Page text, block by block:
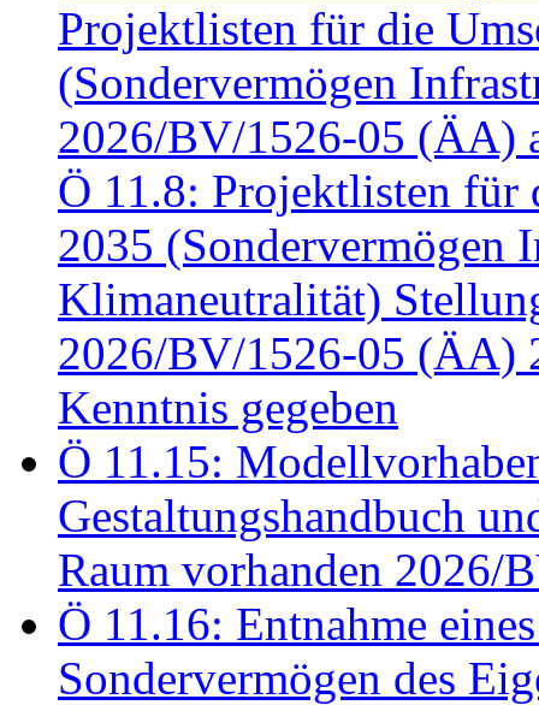
Projektlisten für die
(Sondervermögen
2026/BV/1526-05 (ÄA)
Ö 11.8: Projektlisten für
2035 (Sondervermögen
Klimaneutralität)
2026/BV/1526-05 (ÄA)
Kenntnis gegeben
Ö 11.15:
Gestaltungshandbuch
Raum vorhanden 2026/
Ö 11.16: Entnahme
Sondervermögen des